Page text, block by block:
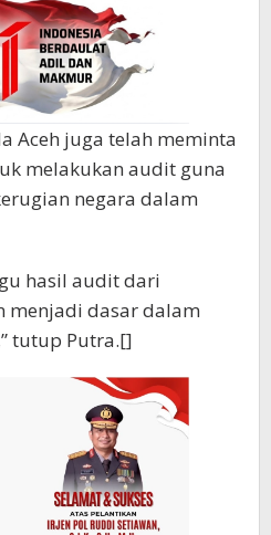
Aceh juga telah meminta
melakukan audit guna
negara dalam
hasil audit dari
menjadi dasar dalam
tutup Putra.[]